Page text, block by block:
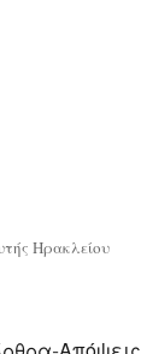
Ηρακλείου